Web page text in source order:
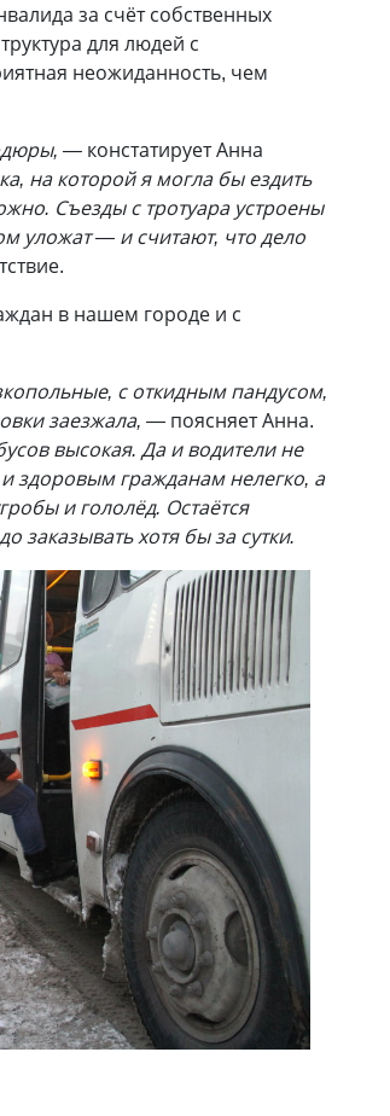
за счёт собственных
для людей с
неожиданность, чем
— констатирует Анна
на которой я могла бы ездить
Съезды с тротуара устроены
уложат — и считают, что дело
в нашем городе и с
с откидным пандусом,
заезжала, — поясняет Анна.
высокая. Да и водители не
здоровым гражданам нелегко, а
и гололёд. Остаётся
заказывать хотя бы за сутки.